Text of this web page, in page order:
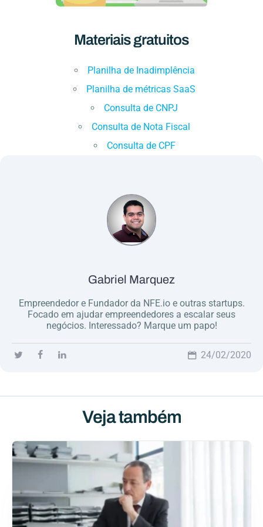
Materiais gratuitos
Planilha de Inadimplência
Planilha de métricas SaaS
Consulta de CNPJ
Consulta de Nota Fiscal
Consulta de CPF
Gabriel Marquez
Empreendedor e Fundador da NFE.io e outras startups.
Focado em ajudar empreendedores a escalar seus
negócios. Interessado? Marque um papo!
24/02/2020
Veja também